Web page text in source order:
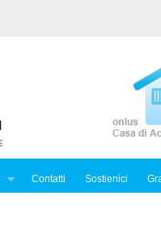
Contatti Sostienici